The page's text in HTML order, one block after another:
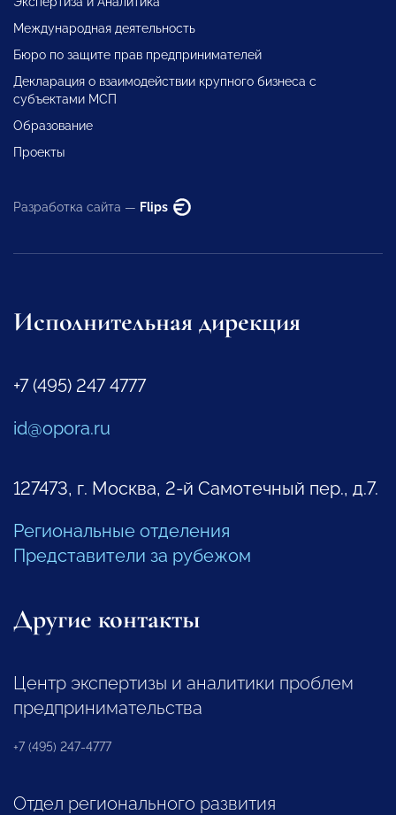
Международная деятельность
Бюро по защите прав предпринимателей
Декларация о взаимодействии крупного бизнеса с
субъектами МСП
Образование
Проекты
Разработка сайта — Flips
Исполнительная дирекция
+7 (495) 247 4777
id@opora.ru
127473, г. Москва, 2-й Самотечный пер., д.7.
Региональные отделения
Представители за рубежом
Другие контакты
Центр экспертизы и аналитики проблем
предпринимательства
+7 (495) 247-4777
Отдел регионального развития